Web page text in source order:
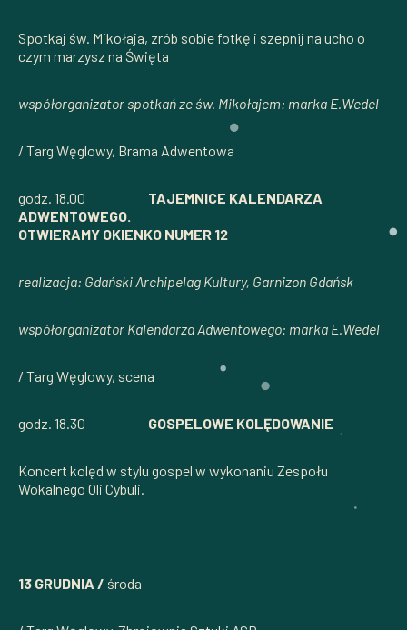
Spotkaj św. Mikołaja, zrób sobie fotkę i szepnij na ucho o
czym marzysz na Święta
współorganizator spotkań ze św. Mikołajem: marka E.Wedel
/ Targ Węglowy, Brama Adwentowa
godz. 18.00 TAJEMNICE KALENDARZA
ADWENTOWEGO.
OTWIERAMY OKIENKO NUMER 12
realizacja: Gdański Archipelag Kultury, Garnizon Gdańsk
współorganizator Kalendarza Adwentowego: marka E.Wedel
/ Targ Węglowy, scena
godz. 18.30 GOSPELOWE KOLĘDOWANIE
Koncert kolęd w stylu gospel w wykonaniu Zespołu
Wokalnego Oli Cybuli.
13 GRUDNIA / środa